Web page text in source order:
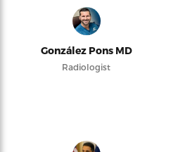
González Pons MD
Radiologist